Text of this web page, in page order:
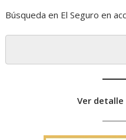
Búsqueda en El Seguro en
Ver